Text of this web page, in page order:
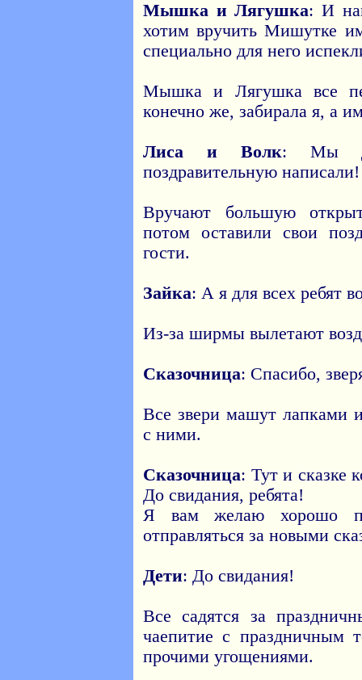
Мышка и Лягушка: И
хотим вручить Мишутке
специально для него
Мышка и Лягушка все
конечно же, забирала я, а
Лиса и Волк: Мы
поздравительную написали!
Вручают большую
потом оставили свои
гости.
Зайка: А я для всех ребят
Из-за ширмы вылетают
Сказочница: Спасибо,
Все звери машут лапками
с ними.
Сказочница: Тут и сказке
До свидания, ребята!
Я вам желаю хорошо
отправляться за новыми
Дети: До свидания!
Все садятся за
чаепитие с праздничным
прочими угощениями.